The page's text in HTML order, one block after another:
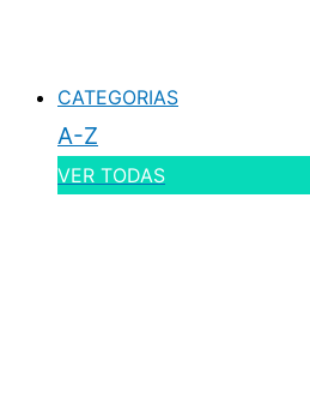
CATEGORIAS
A-Z
VER TODAS